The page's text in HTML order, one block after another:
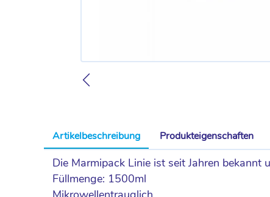
Artikelbeschreibung Produkteigenschaften
Die Marmipack Linie ist seit Jahren bekannt
Füllmenge: 1500ml